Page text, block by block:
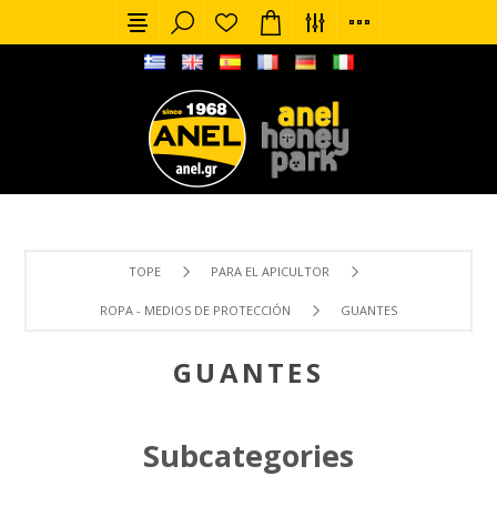
TOPE PARA EL APICULTOR
ROPA - MEDIOS DE PROTECCIÓN GUANTES
GUANTES
Subcategories